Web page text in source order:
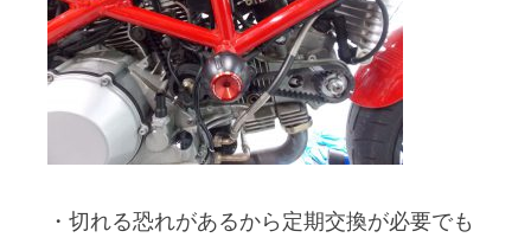
・切れる恐れがあるから定期交換が必要でも